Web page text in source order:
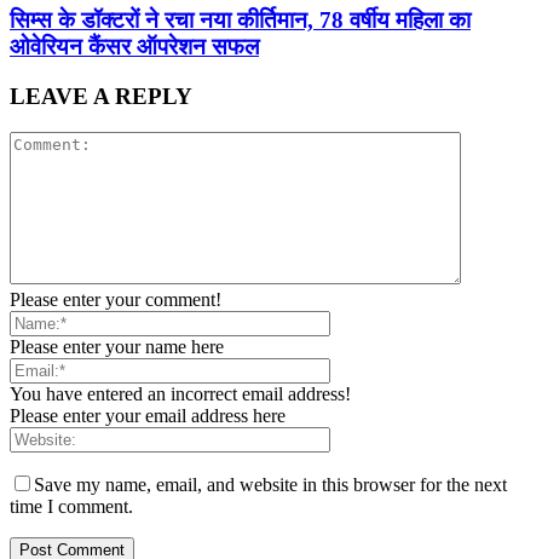
सिम्स के डॉक्टरों ने रचा नया कीर्तिमान, 78 वर्षीय महिला का
ओवेरियन कैंसर ऑपरेशन सफल
LEAVE A REPLY
Please enter your comment!
Please enter your name here
You have entered an incorrect email address!
Please enter your email address here
Save my name, email, and website in this browser for the next
time I comment.